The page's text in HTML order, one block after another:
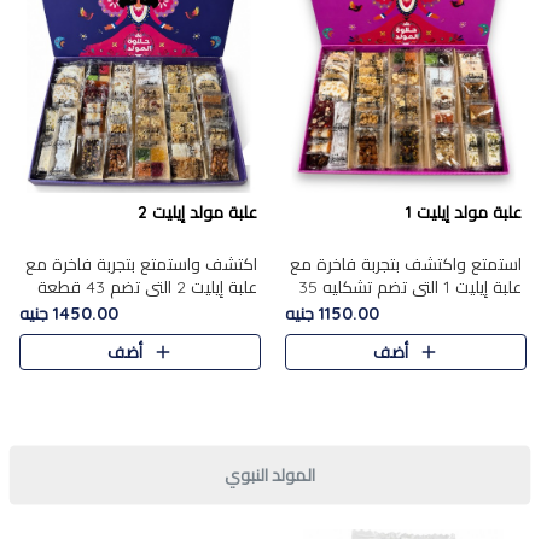
علبة مولد إيليت 1
استمتع واكتشف بتجربة فاخرة مع
علبة إيليت 1 التي تضم تشكليه 35
قطعة من أرقى حلويات المولد
المصري الأصيلة ,معروضة بشكل
جميل في علبة أنيقة ، في..
1150.00 جنيه
أضف
علبة مولد إيليت 2
اكتشف واستمتع بتجربة فاخرة مع
علبة إيليت 2 التي تضم 43 قطعة
تشكيلة من أرقى حلويات المولد
الشرقية المصرية الأصيلة ,معروضة
بشكل جميل في علبة أ..
1450.00 جنيه
أضف
المولد النبوي